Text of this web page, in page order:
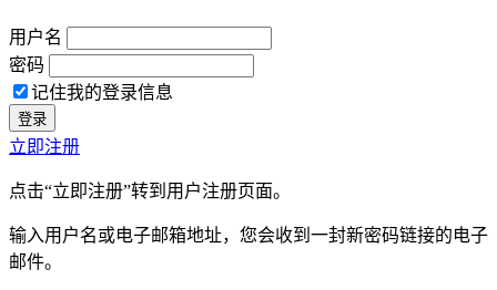
用户名
密码
记住我的登录信息
立即注册
点击“立即注册”转到用户注册页面。
输入用户名或电子邮箱地址，您会收到一封新密码链接的电子
邮件。